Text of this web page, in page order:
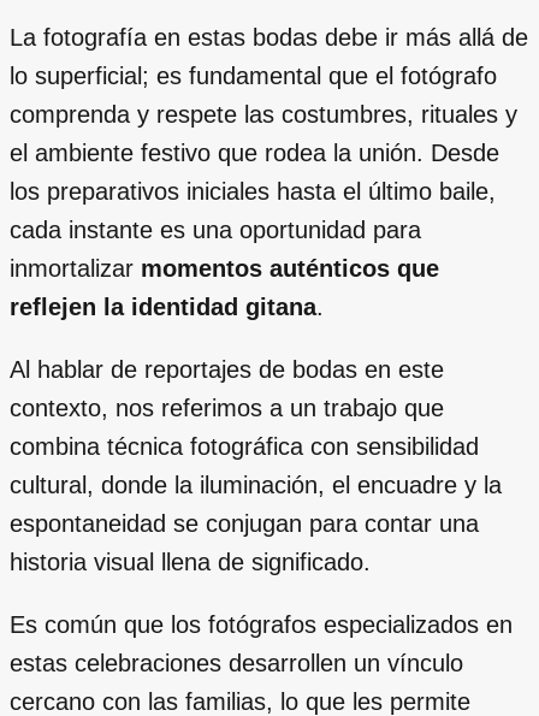
La fotografía en estas bodas debe ir más allá de
lo superficial; es fundamental que el fotógrafo
comprenda y respete las costumbres, rituales y
el ambiente festivo que rodea la unión. Desde
los preparativos iniciales hasta el último baile,
cada instante es una oportunidad para
inmortalizar momentos auténticos que
reflejen la identidad gitana.
Al hablar de reportajes de bodas en este
contexto, nos referimos a un trabajo que
combina técnica fotográfica con sensibilidad
cultural, donde la iluminación, el encuadre y la
espontaneidad se conjugan para contar una
historia visual llena de significado.
Es común que los fotógrafos especializados en
estas celebraciones desarrollen un vínculo
cercano con las familias, lo que les permite